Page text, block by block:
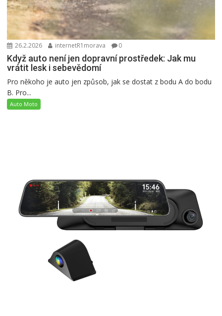
26.2.2026 internetR1morava 0
Když auto není jen dopravní prostředek: Jak mu
vrátit lesk i sebevědomí
Pro někoho je auto jen způsob, jak se dostat z bodu A do bodu
B. Pro...
Auto Moto